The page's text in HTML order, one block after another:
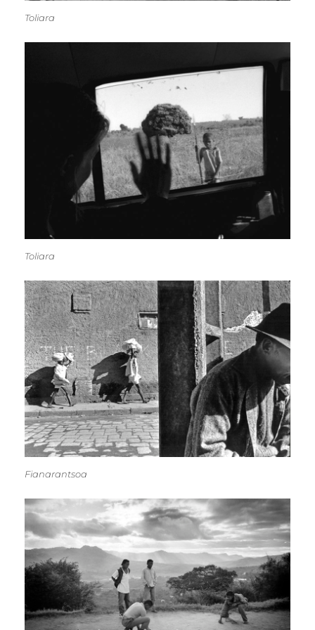
Toliara
Toliara
Fianarantsoa